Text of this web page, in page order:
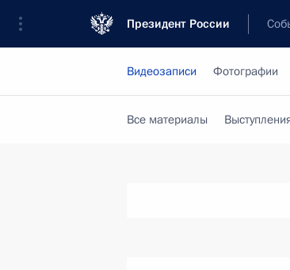
Президент России
Видеозаписи Фотографии
Все материалы